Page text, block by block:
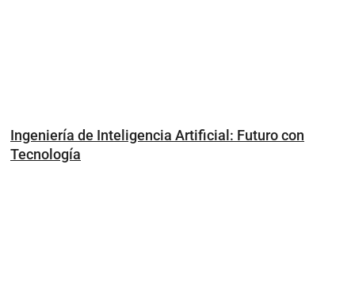
Ingeniería de Inteligencia Artificial: Futuro con
Tecnología